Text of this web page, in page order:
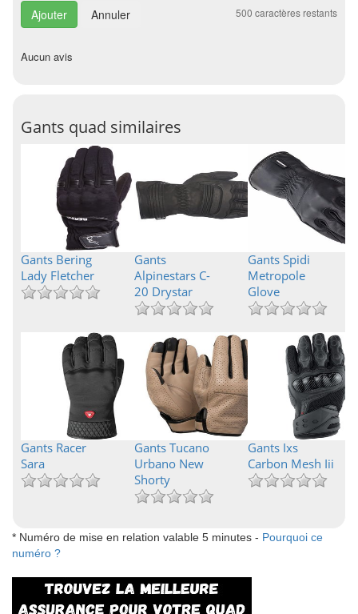
Annuler 500 caractères restants
Aucun avis
Gants quad similaires
Gants Bering
Lady Fletcher
Gants
Alpinestars C-
20 Drystar
Gants Spidi
Metropole
Glove
Gants Racer
Sara
Gants Tucano
Urbano New
Shorty
Gants Ixs
Carbon Mesh Iii
* Numéro de mise en relation valable 5 minutes - Pourquoi ce
numéro ?